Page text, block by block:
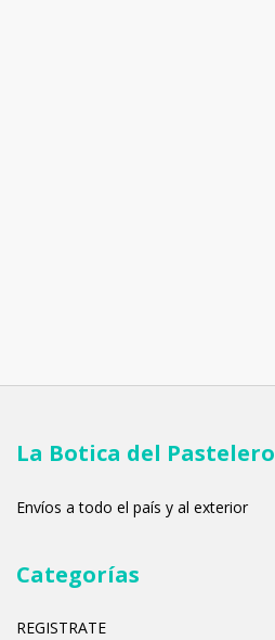
La Botica del Pastelero
Envíos a todo el país y al exterior
Categorías
REGISTRATE